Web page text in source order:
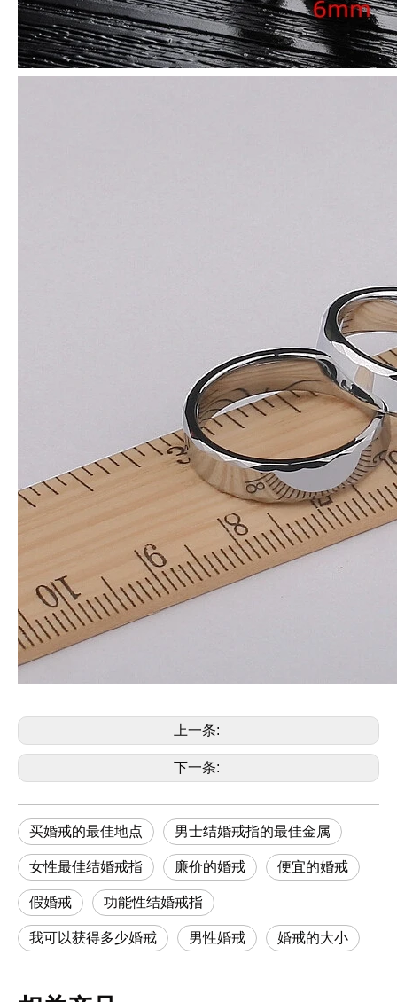
上一条:
下一条:
买婚戒的最佳地点 男士结婚戒指的最佳金属
女性最佳结婚戒指 廉价的婚戒 便宜的婚戒
假婚戒 功能性结婚戒指
我可以获得多少婚戒 男性婚戒 婚戒的大小